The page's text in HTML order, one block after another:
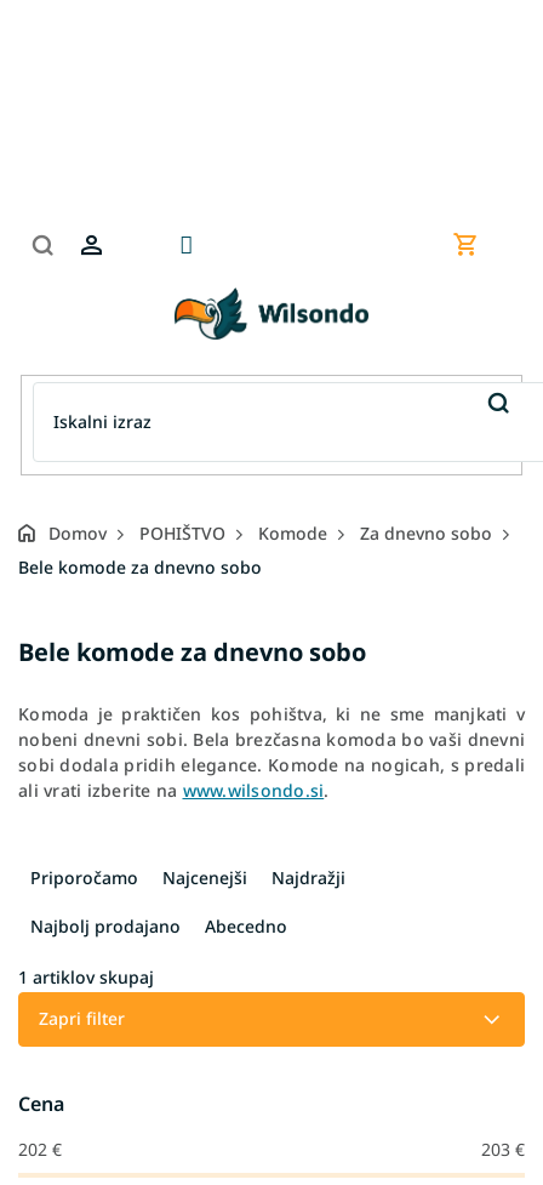
Domov POHIŠTVO Komode
Za dnevno sobo
Bele komode za dnevno sobo
Bele komode za dnevno sobo
Komoda je praktičen kos pohištva, ki ne sme manjkati v
nobeni dnevni sobi. Bela brezčasna komoda bo vaši dnevni
sobi dodala pridih elegance. Komode na nogicah, s predali
ali vrati izberite na www.wilsondo.si.
š
č
e
i
z
Priporočamo Najcenejši Najdražji
Najbolj prodajano Abecedno
1 artiklov skupaj
Zapri filter
Cena
202 € 203 €